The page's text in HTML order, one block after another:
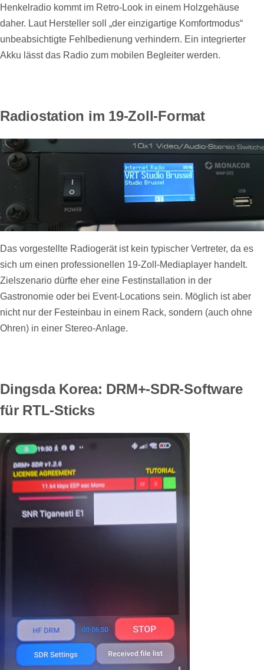
Henkelradio kommt im Retro-Look in einem Holzgehäuse
daher. Laut Hersteller soll „der einzigartige Komfortmodus“
unbeabsichtigte Fehlbedienung verhindern. Ein integrierter
Akku lässt das Radio zum mobilen Begleiter werden.
Radiostation im 19-Zoll-Format
Das vorgestellte Radiogerät ist kein typischer Vertreter, da es
sich um einen professionellen 19-Zoll-Mediaplayer handelt.
Zielszenario dürfte eher eine Festinstallation in der
Gastronomie oder bei Event-Locations sein. Möglich ist aber
nicht nur der Festeinbau in einem Rack, sondern (auch ohne
Ohren) in einer Stereo-Anlage.
Dingsda Korea: DRM+-SDR-Software
für RTL-Sticks